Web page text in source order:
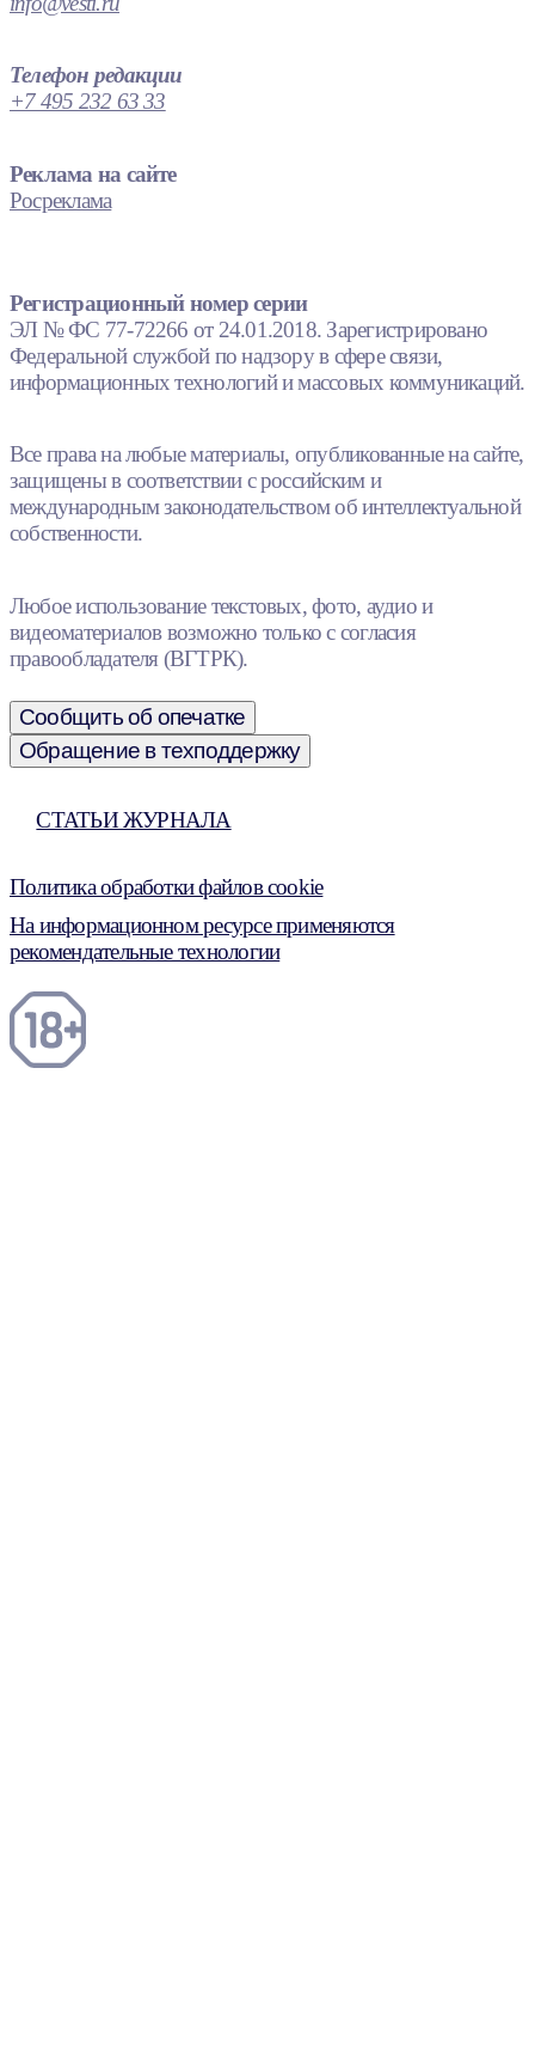
Телефон редакции
+7 495 232 63 33
Реклама на сайте
Росреклама
Регистрационный номер серии
ЭЛ № ФС 77-72266 от 24.01.2018. Зарегистрировано
Федеральной службой по надзору в сфере связи,
информационных технологий и массовых коммуникаций.
Все права на любые материалы, опубликованные на сайте,
защищены в соответствии с российским и
международным законодательством об интеллектуальной
собственности.
Любое использование текстовых, фото, аудио и
видеоматериалов возможно только с согласия
правообладателя (ВГТРК).
Сообщить об опечатке
Обращение в техподдержку
СТАТЬИ ЖУРНАЛА
Политика обработки файлов cookie
На информационном ресурсе применяются
рекомендательные технологии